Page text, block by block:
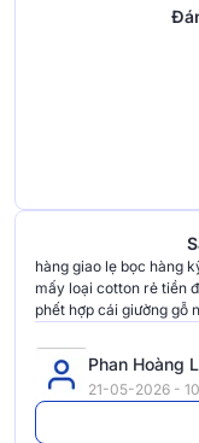
hàng giao lẹ bọc hàng
mấy loại cotton rẻ tiền
phết hợp cái giường gỗ
Phan Hoàng
21-05-2026 -